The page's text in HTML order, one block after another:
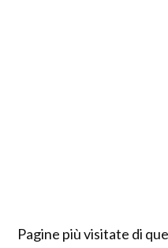
Pagine più visitate di